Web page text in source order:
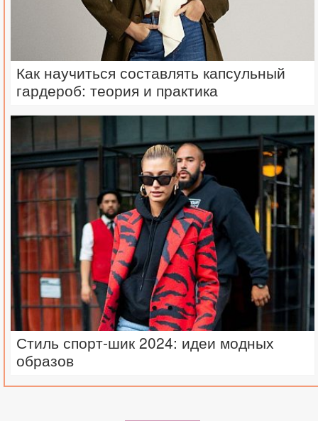
Как научиться составлять капсульный
гардероб: теория и практика
Стиль спорт-шик 2024: идеи модных
образов